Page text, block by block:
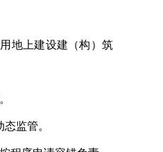
地上建设建（构）筑
监管。